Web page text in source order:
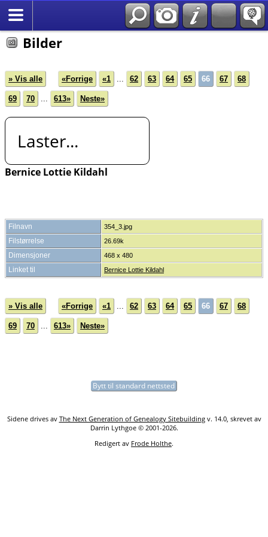
Bilder
» Vis alle «Forrige «1 ... 62 63 64 65 66 67 68
69 70 ... 613» Neste»
Laster...
Bernice Lottie Kildahl
Filnavn 354_3.jpg
Filstørrelse 26.69k
Dimensjoner 468 x 480
Linket til Bernice Lottie Kildahl
» Vis alle «Forrige «1 62 63 64 65 66 67 68
69 70 613» Neste»
Bytt til standard nettsted
Sidene drives av The Next Generation of Genealogy Sitebuildingv. 14.0, skrevet av
Darrin Lythgoe © 2001-2026.
Redigert av Frode Holthe.